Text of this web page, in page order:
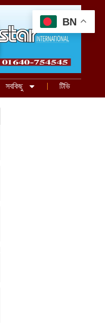
সবকিছু টিভি
BN